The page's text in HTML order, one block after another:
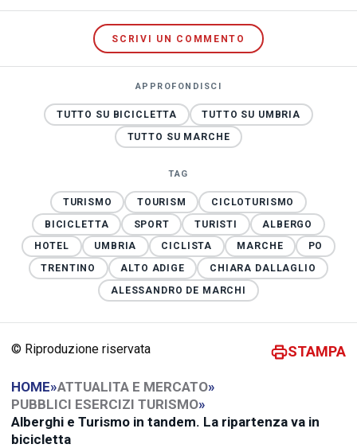
SCRIVI UN COMMENTO
APPROFONDISCI
TUTTO SU BICICLETTA
TUTTO SU UMBRIA
TUTTO SU MARCHE
TAG
TURISMO TOURISM
CICLOTURISMO
BICICLETTA
SPORT TURISTI
ALBERGO
HOTEL
UMBRIA CICLISTA MARCHE
PO
TRENTINO
ALTO ADIGE
CHIARA DALLAGLIO
ALESSANDRO DE MARCHI
© Riproduzione riservata STAMPA
HOME»ATTUALITA E MERCATO»
PUBBLICI ESERCIZI TURISMO»
Alberghi e Turismo in tandem. La ripartenza va in
bicicletta